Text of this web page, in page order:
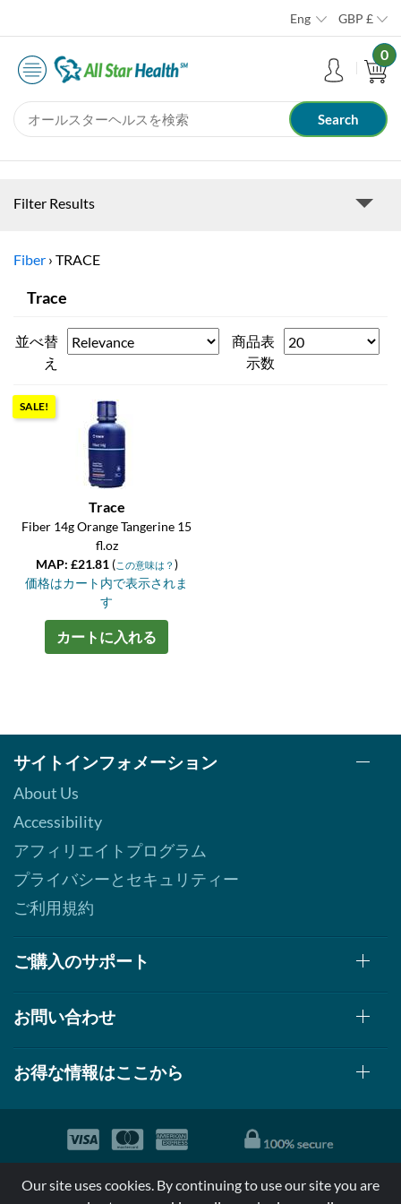
Eng GBP £
0
Filter Results
Fiber › TRACE
Trace
並べ替
え
商品表
示数
SALE!
Trace
Fiber 14g Orange Tangerine 15
fl.oz
MAP: £21.81 (この意味は？ )
価格はカート内で表示されま
す
カートに入れる
サイトインフォメーション
About Us
Accessibility
アフィリエイトプログラム
プライバシーとセキュリティー
ご利用規約
ご購入のサポート
お問い合わせ
お得な情報はここから
*特定商品についての効果効能は米国食品医療局により評価されて
Our site uses cookies. By continuing to use our site you are